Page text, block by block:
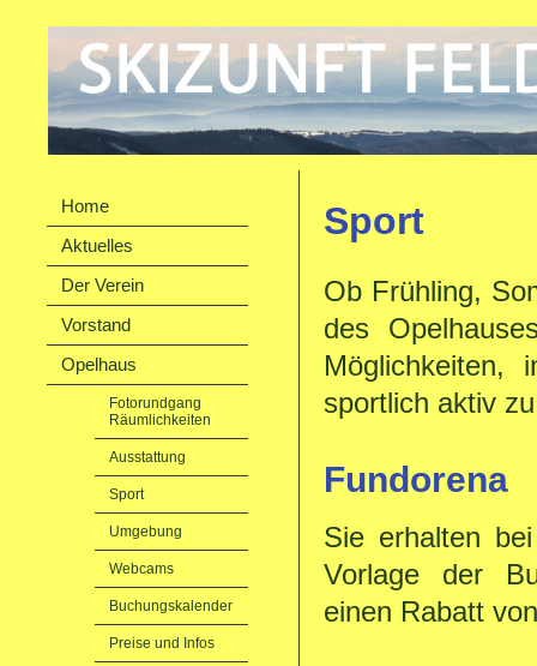
Sport
Ob Frühling,
des
Möglichkeiten,
sportlich aktiv
Fundorena
Sie erhalten
Vorlage der
einen Rabatt
Home
Aktuelles
Der Verein
Vorstand
Opelhaus
Fotorundgang
Räumlichkeiten
Ausstattung
Sport
Umgebung
Webcams
Buchungskalender
Preise und Infos